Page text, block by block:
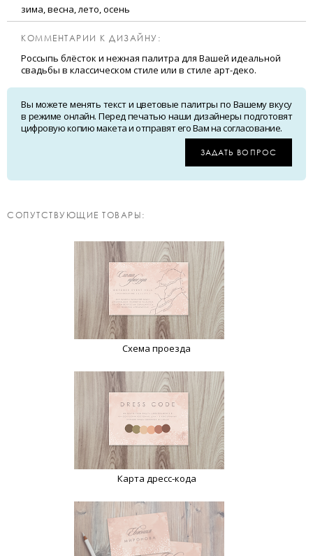
зима, весна, лето, осень
КОММЕНТАРИИ К ДИЗАЙНУ:
Россыпь блёсток и нежная палитра для Вашей идеальной
свадьбы в классическом стиле или в стиле арт-деко.
Вы можете менять текст и цветовые палитры по Вашему вкусу
в режиме онлайн. Перед печатью наши дизайнеры подготовят
цифровую копию макета и отправят его Вам на согласование.
ЗАДАТЬ ВОПРОС
CОПУТСТВУЮЩИЕ ТОВАРЫ:
Схема проезда
Карта дресс-кода